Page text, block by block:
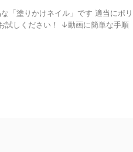
「塗りかけネイル」です 適当にポリ
試しください！ ↓動画に簡単な手順